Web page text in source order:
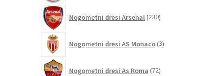
Nogometni dresi Arsenal 230izdelkov
Nogometni dresi AS Monaco 3izdelki
Nogometni dresi As Roma 72